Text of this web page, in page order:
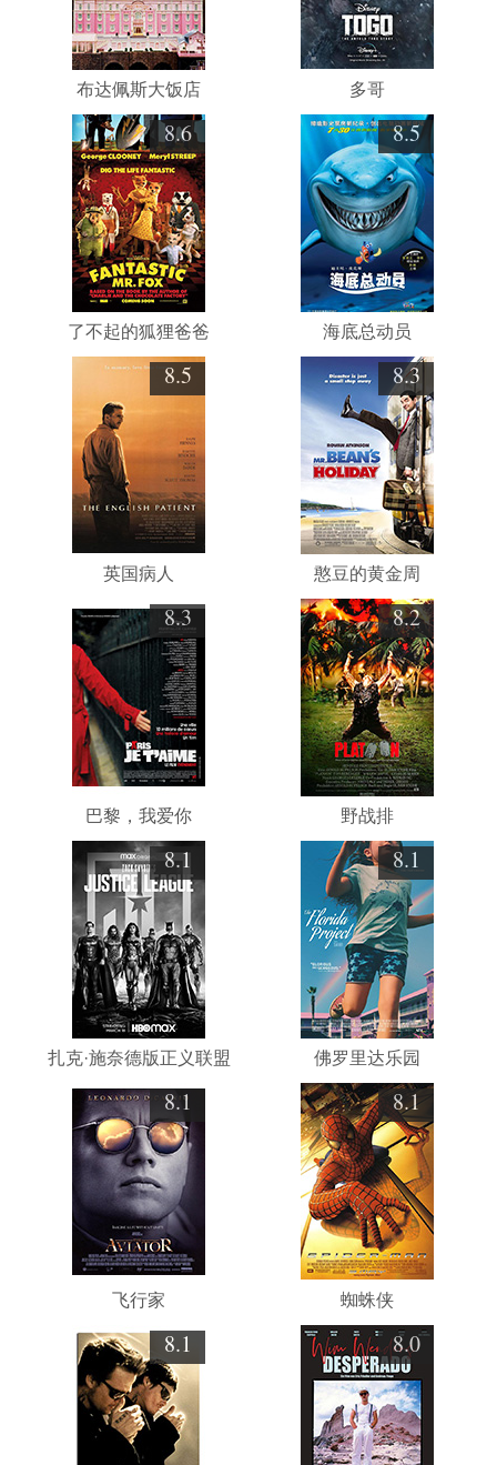
布达佩斯大饭店 多哥
8.6
了不起的狐狸爸爸
8.5
海底总动员
8.5
英国病人
8.3
憨豆的黄金周
8.3
巴黎，我爱你
8.2
野战排
8.1
扎克·施奈德版正义联盟
8.1
佛罗里达乐园
8.1
飞行家
8.1
蜘蛛侠
8.1 8.0